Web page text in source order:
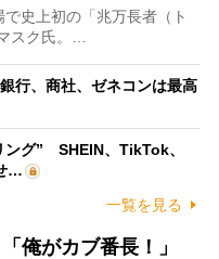
史上初の「兆万長者（ト
スク氏。…
行、商社、ゼネコンは最高
ング” SHEIN、TikTok、
…
一覧を見る
俺がカブ番長！」